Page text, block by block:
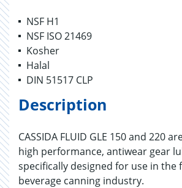
NSF H1
NSF ISO 21469
Kosher
Halal
DIN 51517 CLP
Description
CASSIDA FLUID GLE 150 and 220
high performance, antiwear gear
specifically designed for use in the
beverage canning industry.